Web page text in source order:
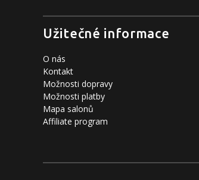
Užitečné informace
O nás
Kontakt
Možnosti dopravy
Možnosti platby
Mapa salonů
Affiliate program